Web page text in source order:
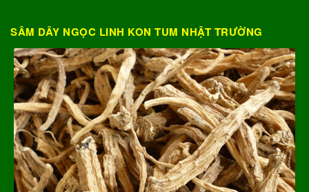
SÂM DÂY NGỌC LINH KON TUM NHẬT TRƯỜNG